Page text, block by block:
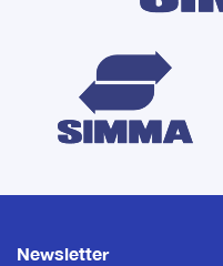
Newsletter